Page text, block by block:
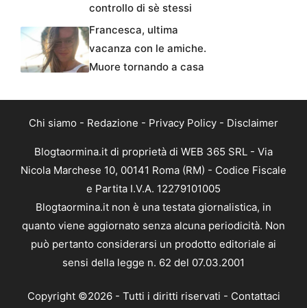
controllo di sè stessi
Francesca, ultima
vacanza con le amiche.
Muore tornando a casa
Chi siamo - Redazione - Privacy Policy - Disclaimer
Blogtaormina.it di proprietà di WEB 365 SRL - Via
Nicola Marchese 10, 00141 Roma (RM) - Codice Fiscale
e Partita I.V.A. 12279101005
Blogtaormina.it non è una testata giornalistica, in
quanto viene aggiornato senza alcuna periodicità. Non
può pertanto considerarsi un prodotto editoriale ai
sensi della legge n. 62 del 07.03.2001
Copyright ©2026 - Tutti i diritti riservati - Contattaci